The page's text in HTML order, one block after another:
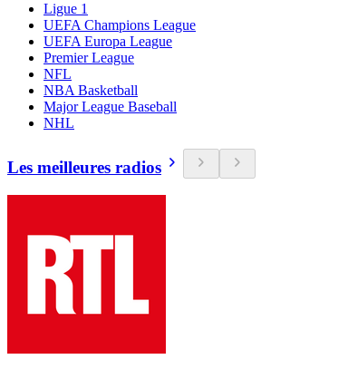
Ligue 1
UEFA Champions League
UEFA Europa League
Premier League
NFL
NBA Basketball
Major League Baseball
NHL
Les meilleures radios